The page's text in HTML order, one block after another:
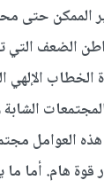
حتى
الضعف التي
الخطاب
العوامل
قوة هام. أما